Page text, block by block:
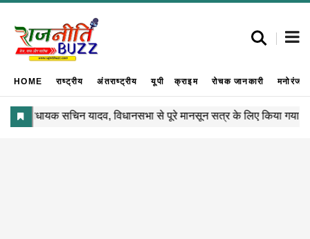
HOME राष्ट्रीय अंतराष्ट्रीय यूपी क्राइम रोचक जानकारी मनोरंजन